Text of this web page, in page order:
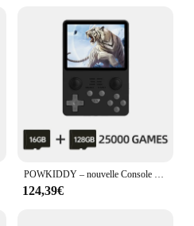
with a built-in
a user-friendly interface
for on-the-go gaming,
activities
Designed for both
suitable for all ages
and Performance**
POWKIDDY – nouvelle Console de jeu portable rétro RGB20S, système Open Source RK3326, écran IPS 4:3 de 3.5 pouces, cadeaux pour enfants
124,39€